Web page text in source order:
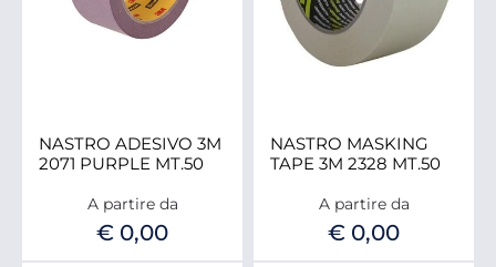
NASTRO ADESIVO 3M
2071 PURPLE MT.50
A partire da
€ 0,00
NASTRO MASKING
TAPE 3M 2328 MT.50
A partire da
€ 0,00